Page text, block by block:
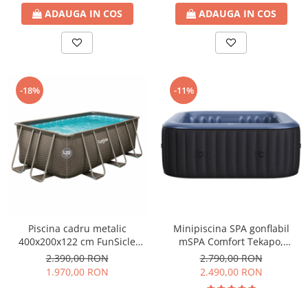
ADAUGA IN COS ADAUGA IN COS
-18%
Piscina cadru metalic
400x200x122 cm FunSicle
Oasis dreptunghiulara cu
pompa de filtrare
2.390,00 RON
1.970,00 RON
-11%
Minipiscina SPA gonflabil
mSPA Comfort Tekapo,
patrata, 6 locuri
2.790,00 RON
2.490,00 RON